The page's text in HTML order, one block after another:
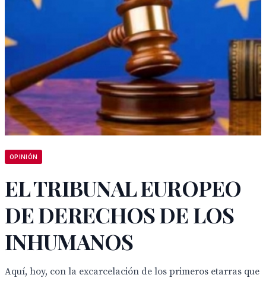
OPINIÓN
EL TRIBUNAL EUROPEO
DE DERECHOS DE LOS
INHUMANOS
Aquí, hoy, con la excarcelación de los primeros etarras que